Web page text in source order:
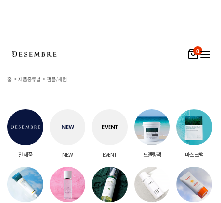
0
홈 제품종류별 앰플/세럼
전 제품 NEW EVENT 모델링팩 마스크팩